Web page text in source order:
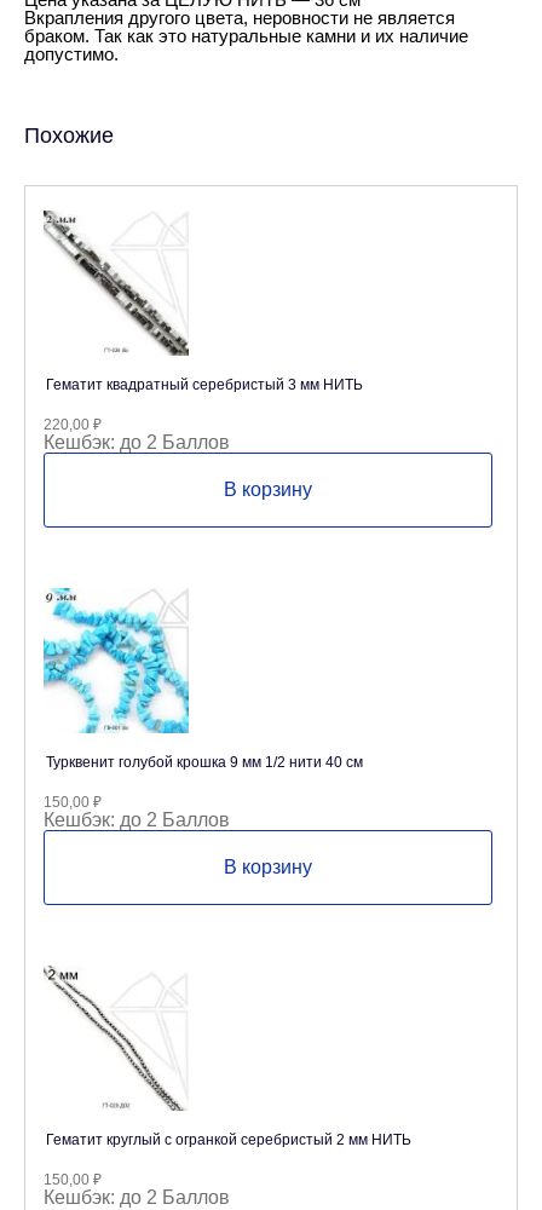
Вкрапления другого цвета, неровности не является
браком. Так как это натуральные камни и их наличие
допустимо.
Похожие
Гематит квадратный серебристый 3 мм НИТЬ
220,00 ₽
Кешбэк: до 2 Баллов
В корзину
Турквенит голубой крошка 9 мм 1/2 нити 40 см
150,00 ₽
Кешбэк: до 2 Баллов
В корзину
Гематит круглый с огранкой серебристый 2 мм НИТЬ
150,00 ₽
Кешбэк: до 2 Баллов